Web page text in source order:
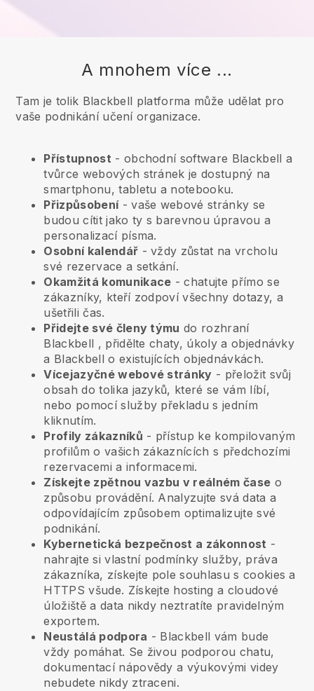
A mnohem více ...
Tam je tolik Blackbell platforma může udělat pro
vaše podnikání učení organizace.
Přístupnost - obchodní software Blackbell a
tvůrce webových stránek je dostupný na
smartphonu, tabletu a notebooku.
Přizpůsobení- vaše webové stránky se
budou cítit jako ty s barevnou úpravou a
personalizací písma.
Osobní kalendář - vždy zůstat na vrcholu
své rezervace a setkání.
Okamžitá komunikace - chatujte přímo se
zákazníky, kteří zodpoví všechny dotazy, a
ušetřili čas.
Přidejte své členy týmu do rozhraní
Blackbell , přidělte chaty, úkoly a objednávky
a Blackbell o existujících objednávkách.
Vícejazyčné webové stránky - přeložit svůj
obsah do tolika jazyků, které se vám líbí,
nebo pomocí služby překladu s jedním
kliknutím.
Profily zákazníků - přístup ke kompilovaným
profilům o vašich zákaznících s předchozími
rezervacemi a informacemi.
Získejte zpětnou vazbu v reálném čase o
způsobu provádění. Analyzujte svá data a
odpovídajícím způsobem optimalizujte své
podnikání.
Kybernetická bezpečnost a zákonnost -
nahrajte si vlastní podmínky služby, práva
zákazníka, získejte pole souhlasu s cookies a
HTTPS všude. Získejte hosting a cloudové
úložiště a data nikdy neztratíte pravidelným
exportem.
Neustálá podpora - Blackbell vám bude
vždy pomáhat. Se živou podporou chatu,
dokumentací nápovědy a výukovými videy
nebudete nikdy ztraceni.